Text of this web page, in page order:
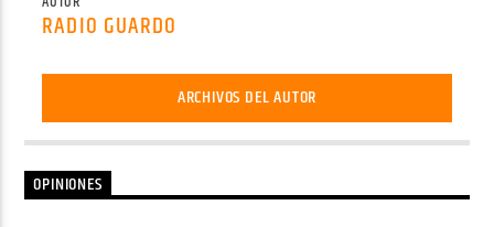
RADIO GUARDO
ARCHIVOS DEL AUTOR
OPINIONES